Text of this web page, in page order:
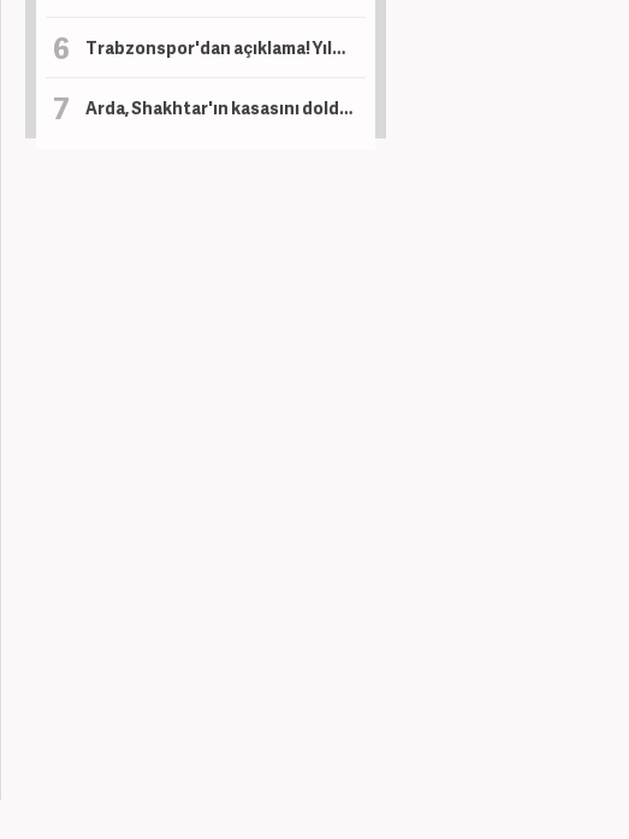
Trabzonspor'dan açıklama! Yıldız oyuncu operasyon geçirdi
Arda, Shakhtar'ın kasasını dolduracak! Devler prensinin peşinde